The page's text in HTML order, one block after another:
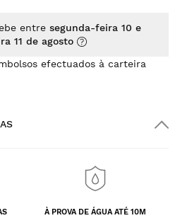
efectuados à carteira
entre segunda-feira 10 e
11 de agosto
À PROVA DE ÁGUA ATÉ 10M